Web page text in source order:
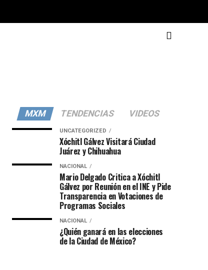
MXM TENDENCIAS VIDEOS
UNCATEGORIZED
Xóchitl Gálvez Visitará Ciudad
Juárez y Chihuahua
NACIONAL
Mario Delgado Critica a Xóchitl
Gálvez por Reunión en el INE y Pide
Transparencia en Votaciones de
Programas Sociales
NACIONAL
¿Quién ganará en las elecciones
de la Ciudad de México?